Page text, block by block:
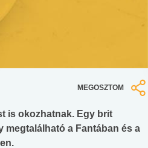
MEGOSZTOM
is okozhatnak. Egy brit
megtalálható a Fantában és a